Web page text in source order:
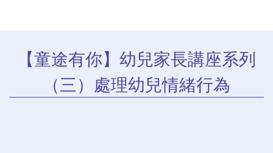
【童途有你】幼兒家長講座系列
（三）處理幼兒情緒行為